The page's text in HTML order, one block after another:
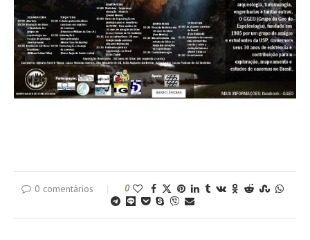
0 comentários 0